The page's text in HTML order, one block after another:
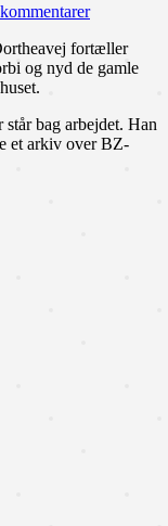
fortæller
og nyd de gamle
bag arbejdet. Han
et arkiv over BZ-